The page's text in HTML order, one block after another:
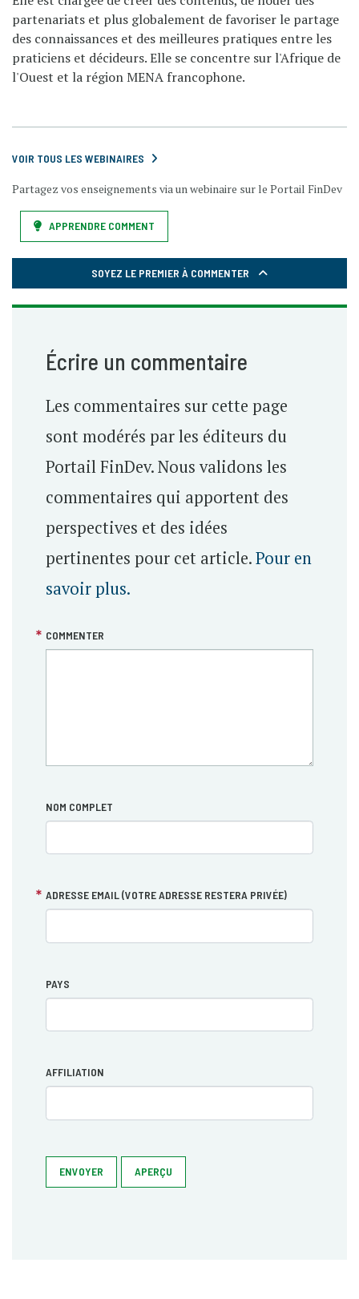
partenariats et plus globalement de favoriser le partage
des connaissances et des meilleures pratiques entre les
praticiens et décideurs. Elle se concentre sur l'Afrique de
l'Ouest et la région MENA francophone.
VOIR TOUS LES WEBINAIRES
Partagez vos enseignements via un webinaire sur le Portail FinDev
APPRENDRE COMMENT
SOYEZ LE PREMIER À COMMENTER
Écrire un commentaire
Les commentaires sur cette page
sont modérés par les éditeurs du
Portail FinDev. Nous validons les
commentaires qui apportent des
perspectives et des idées
pertinentes pour cet article.Pour en
savoir plus.
COMMENTER
NOM COMPLET
ADRESSE EMAIL (VOTRE ADRESSE RESTERA PRIVÉE)
PAYS
AFFILIATION
ENVOYER APERÇU